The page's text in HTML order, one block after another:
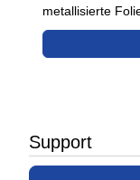
metallisierte
Support